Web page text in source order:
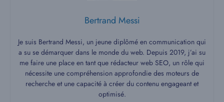
Bertrand Messi
Je suis Bertrand Messi, un jeune diplômé en communication qui
a su se démarquer dans le monde du web. Depuis 2019, j’ai su
me faire une place en tant que rédacteur web SEO, un rôle qui
nécessite une compréhension approfondie des moteurs de
recherche et une capacité à créer du contenu engageant et
optimisé.